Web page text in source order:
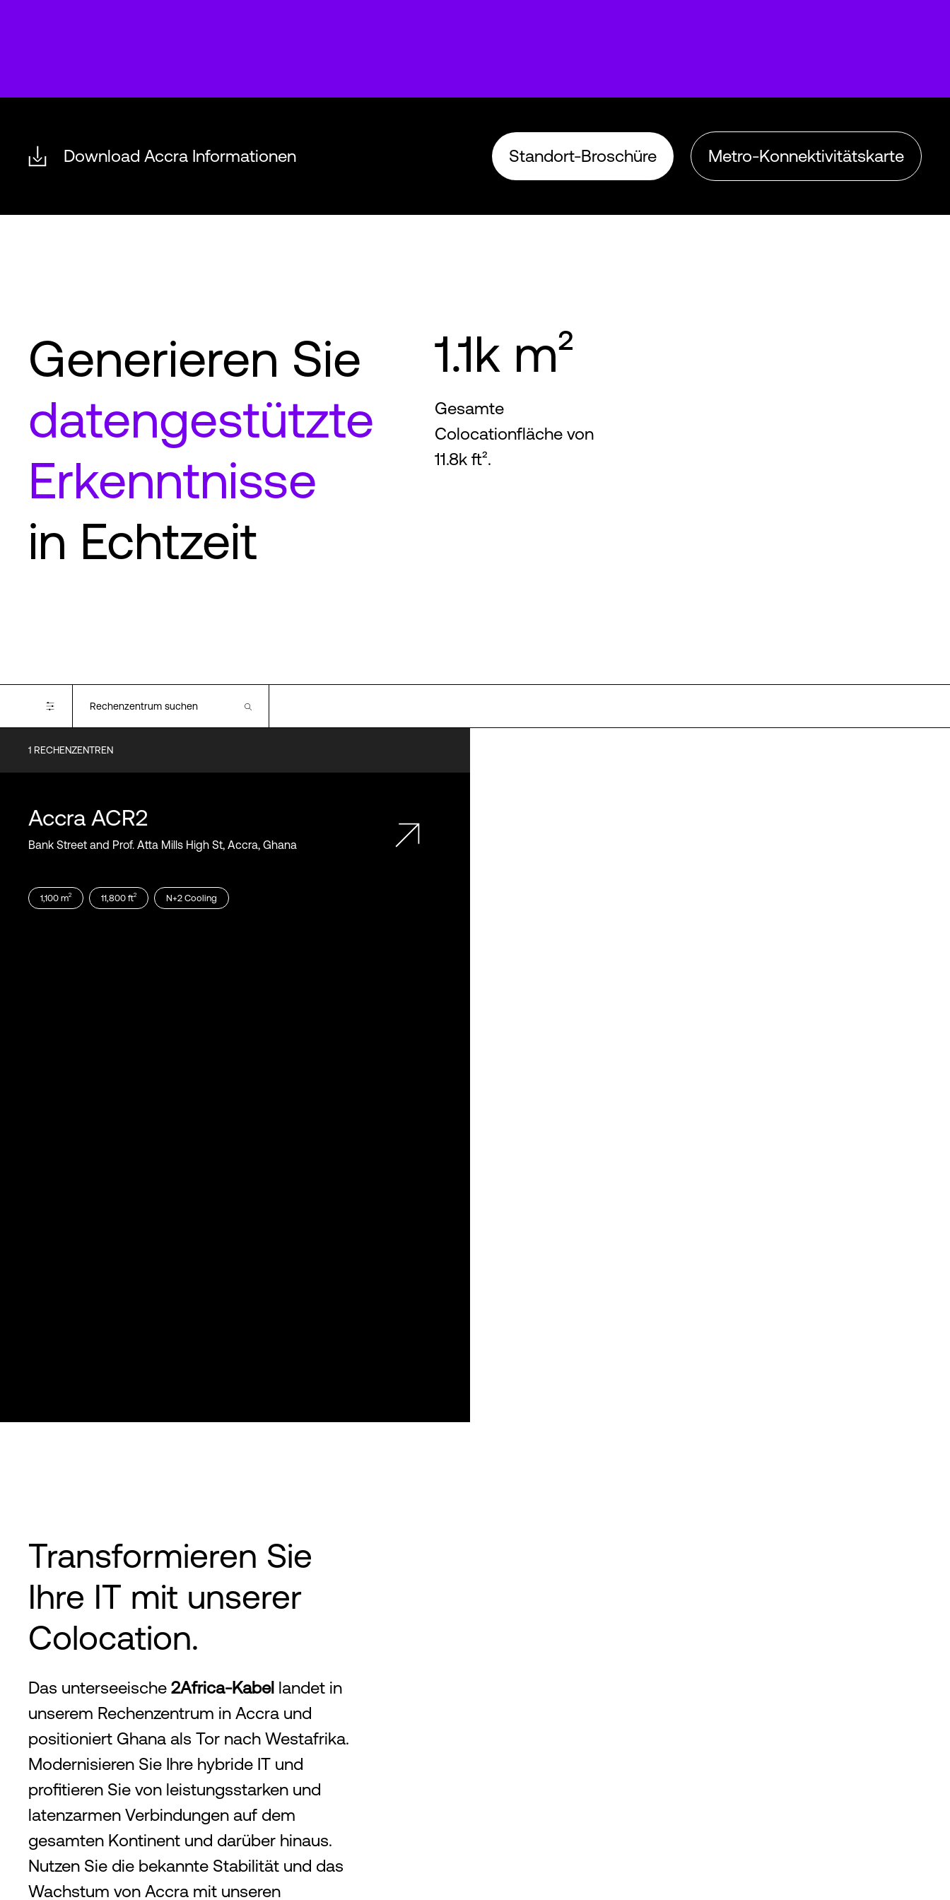
Download Accra Informationen Standort-Broschüre Metro-Konnektivitätskarte
Generieren Sie
datengestützte
Erkenntnisse
in Echtzeit
1.1k m²
Gesamte
Colocationfläche von
11.8k ft².
1 RECHENZENTREN
Accra ACR2
Bank Street and Prof. Atta Mills High St, Accra, Ghana
1,100 m2 11,800 ft2 N+2 Cooling
Transformieren Sie
Ihre IT mit unserer
Colocation.
Das unterseeische 2Africa-Kabel landet in
unserem Rechenzentrum in Accra und
positioniert Ghana als Tor nach Westafrika.
Modernisieren Sie Ihre hybride IT und
profitieren Sie von leistungsstarken und
latenzarmen Verbindungen auf dem
gesamten Kontinent und darüber hinaus.
Nutzen Sie die bekannte Stabilität und das
Wachstum von Accra mit unseren